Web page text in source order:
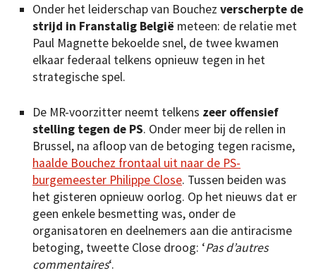
Onder het leiderschap van Bouchez verscherpte de
strijd in Franstalig België meteen: de relatie met
Paul Magnette bekoelde snel, de twee kwamen
elkaar federaal telkens opnieuw tegen in het
strategische spel.
De MR-voorzitter neemt telkens zeer offensief
stelling tegen de PS. Onder meer bij de rellen in
Brussel, na afloop van de betoging tegen racisme,
haalde Bouchez frontaal uit naar de PS-
burgemeester Philippe Close. Tussen beiden was
het gisteren opnieuw oorlog. Op het nieuws dat er
geen enkele besmetting was, onder de
organisatoren en deelnemers aan die antiracisme
betoging, tweette Close droog: ‘Pas d’autres
commentaires‘.